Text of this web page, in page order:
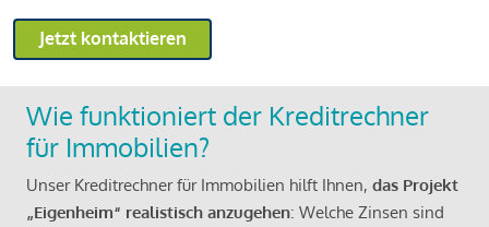
Jetzt kontaktieren
Wie funktioniert der Kreditrechner
für Immobilien?
Unser Kreditrechner für Immobilien hilft Ihnen, das Projekt
„Eigenheim“ realistisch anzugehen: Welche Zinsen sind